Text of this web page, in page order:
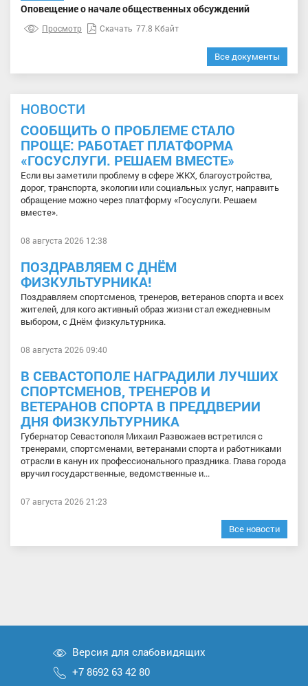
Оповещение о начале общественных обсуждений
Просмотр Скачать 77.8 Кбайт
Все документы
НОВОСТИ
СООБЩИТЬ О ПРОБЛЕМЕ СТАЛО
ПРОЩЕ: РАБОТАЕТ ПЛАТФОРМА
«ГОСУСЛУГИ. РЕШАЕМ ВМЕСТЕ»
Если вы заметили проблему в сфере ЖКХ, благоустройства,
дорог, транспорта, экологии или социальных услуг, направить
обращение можно через платформу «Госуслуги. Решаем
вместе».
08 августа 2026 12:38
ПОЗДРАВЛЯЕМ С ДНЁМ
ФИЗКУЛЬТУРНИКА!
Поздравляем спортсменов, тренеров, ветеранов спорта и всех
жителей, для кого активный образ жизни стал ежедневным
выбором, с Днём физкультурника.
08 августа 2026 09:40
В СЕВАСТОПОЛЕ НАГРАДИЛИ ЛУЧШИХ
СПОРТСМЕНОВ, ТРЕНЕРОВ И
ВЕТЕРАНОВ СПОРТА В ПРЕДДВЕРИИ
ДНЯ ФИЗКУЛЬТУРНИКА
Губернатор Севастополя Михаил Развожаев встретился с
тренерами, спортсменами, ветеранами спорта и работниками
отрасли в канун их профессионального праздника. Глава города
вручил государственные, ведомственные и...
07 августа 2026 21:23
Все новости
Версия для слабовидящих
+7 8692 63 42 80